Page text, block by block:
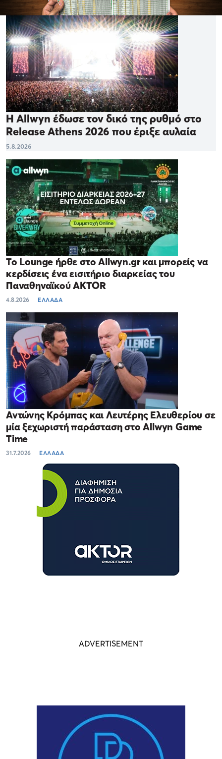
Η Allwyn έδωσε τον δικό της ρυθμό στο
Release Athens 2026 που έριξε αυλαία
5.8.2026
Το Lounge ήρθε στο Allwyn.gr και μπορείς να
κερδίσεις ένα εισιτήριο διαρκείας του
Παναθηναϊκού AKTOR
4.8.2026 ΕΛΛΑΔΑ
Αντώνης Κρόμπας και Λευτέρης Ελευθερίου σε
μία ξεχωριστή παράσταση στο Allwyn Game
Time
31.7.2026 ΕΛΛΑΔΑ